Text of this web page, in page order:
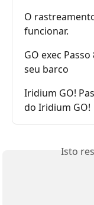
O
funcionar.
GO exec
seu barco
Iridium GO!
do Iridium GO!
Isto